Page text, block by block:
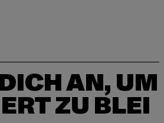
AN, UM
ZU BLEI